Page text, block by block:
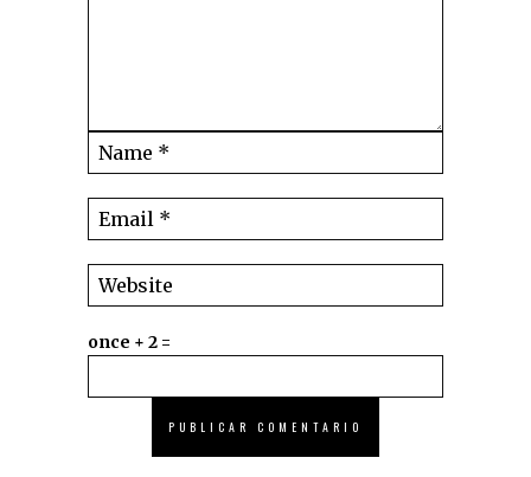
once + 2 =